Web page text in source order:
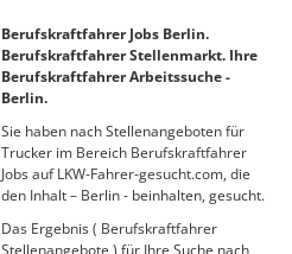
Berufskraftfahrer Jobs Berlin.
Berufskraftfahrer Stellenmarkt. Ihre
Berufskraftfahrer Arbeitssuche -
Berlin.
Sie haben nach Stellenangeboten für
Trucker im Bereich Berufskraftfahrer
Jobs auf LKW-Fahrer-gesucht.com, die
den Inhalt – Berlin - beinhalten, gesucht.
Das Ergebnis ( Berufskraftfahrer
Stellenangebote ) für Ihre Suche nach